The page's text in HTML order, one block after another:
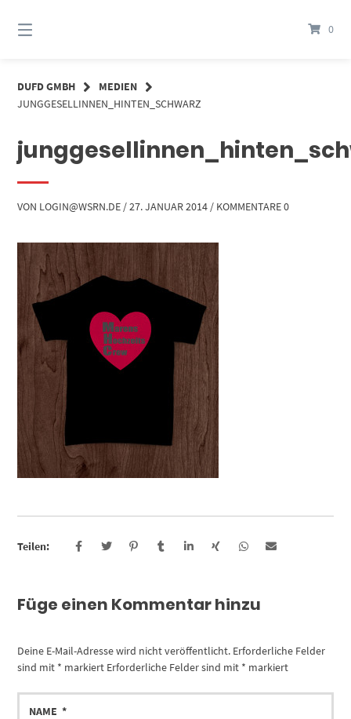
zum
Inhalt
0
DUFD GMBH
MEDIEN
JUNGGESELLINNEN_HINTEN_SCHWARZ
VON LOGIN@WSRN.DE /27. JANUAR 2014 / KOMMENTARE 0
Teilen:
Füge einen Kommentar hinzu
Deine E-Mail-Adresse wird nicht veröffentlicht. Erforderliche Felder
sind mit * markiert Erforderliche Felder sind mit * markiert